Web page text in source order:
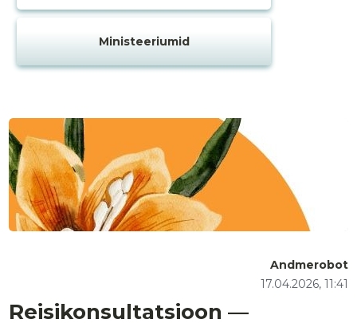
Ministeeriumid
Reisikonsultatsioon —
17.04.2026, 11:41
Andmerobot